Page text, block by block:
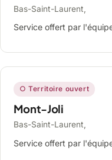
Bas-Saint-Laurent,
Service offert par
○ Territoire ouvert
Mont-Joli
Bas-Saint-Laurent,
Service offert par